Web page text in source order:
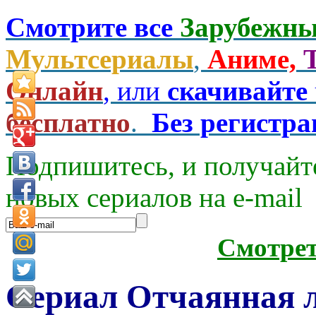
Смотрите все
Мультсериалы, Аниме,
Онлайн, или скачивайте
бесплатно. Без
Подпишитесь, и
новых сериалов на e-mаil
Сериал Отчаянная